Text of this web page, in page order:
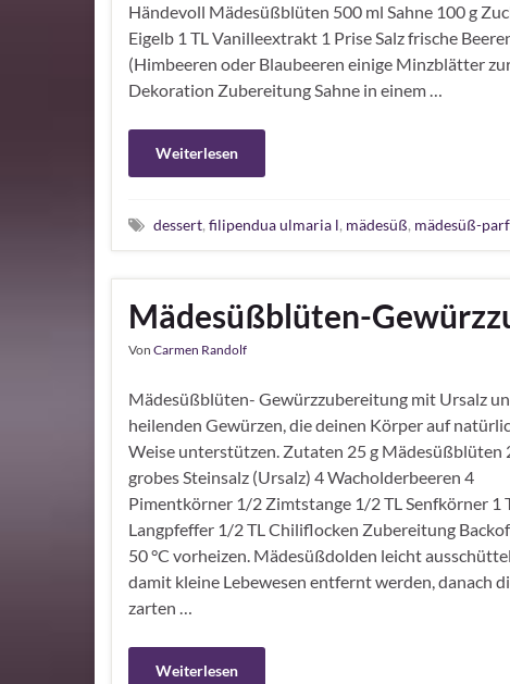
Händevoll Mädesüßblüten 500 ml Sahne 100 g
Eigelb 1 TL Vanilleextrakt 1 Prise Salz frische
(Himbeeren oder Blaubeeren einige Minzblätter
Dekoration Zubereitung Sahne in einem …
Weiterlesen
dessert, filipendua ulmaria l, mädesüß, mädesüß-
Mädesüßblüten-
Von Carmen Randolf
Mädesüßblüten- Gewürzzubereitung mit Ursalz
heilenden Gewürzen, die deinen Körper auf
Weise unterstützen. Zutaten 25 g Mädesüßblüten
grobes Steinsalz (Ursalz) 4 Wacholderbeeren 4
Pimentkörner 1/2 Zimtstange 1/2 TL Senfkörner 1
Langpfeffer 1/2 TL Chiliflocken Zubereitung
50 °C vorheizen. Mädesüßdolden leicht
damit kleine Lebewesen entfernt werden, danach
zarten …
Weiterlesen